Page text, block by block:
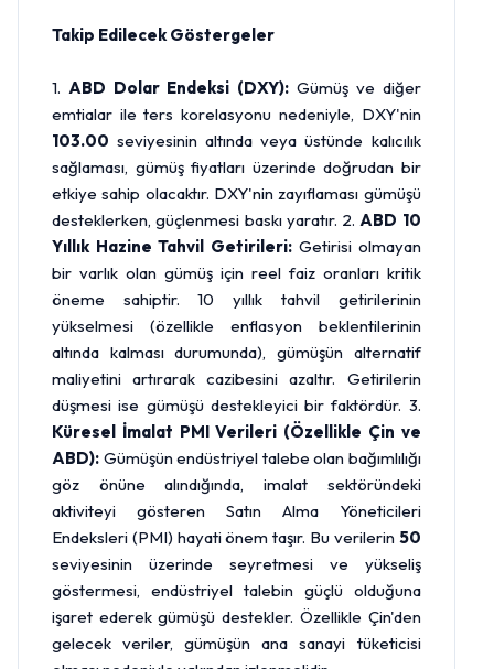
Takip Edilecek Göstergeler
1. ABD Dolar Endeksi (DXY): Gümüş ve diğer
emtialar ile ters korelasyonu nedeniyle, DXY'nin
103.00 seviyesinin altında veya üstünde kalıcılık
sağlaması, gümüş fiyatları üzerinde doğrudan bir
etkiye sahip olacaktır. DXY'nin zayıflaması gümüşü
desteklerken, güçlenmesi baskı yaratır. 2.ABD 10
Yıllık Hazine Tahvil Getirileri: Getirisi olmayan
bir varlık olan gümüş için reel faiz oranları kritik
öneme sahiptir. 10 yıllık tahvil getirilerinin
yükselmesi (özellikle enflasyon beklentilerinin
altında kalması durumunda), gümüşün alternatif
maliyetini artırarak cazibesini azaltır. Getirilerin
düşmesi ise gümüşü destekleyici bir faktördür. 3.
Küresel İmalat PMI Verileri (Özellikle Çin ve
ABD): Gümüşün endüstriyel talebe olan bağımlılığı
göz önüne alındığında, imalat sektöründeki
aktiviteyi gösteren Satın Alma Yöneticileri
Endeksleri (PMI) hayati önem taşır. Bu verilerin 50
seviyesinin üzerinde seyretmesi ve yükseliş
göstermesi, endüstriyel talebin güçlü olduğuna
işaret ederek gümüşü destekler. Özellikle Çin'den
gelecek veriler, gümüşün ana sanayi tüketicisi